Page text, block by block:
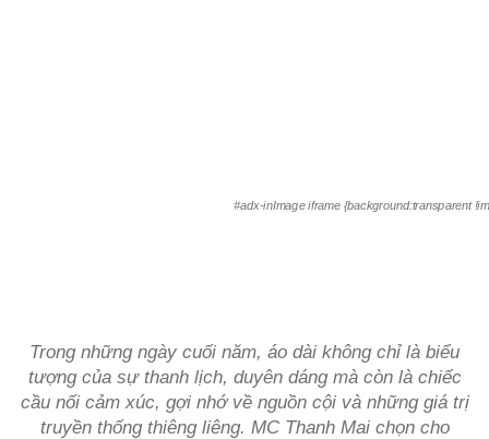
#adx-inImage iframe {background:transparent
Trong những ngày cuối năm, áo dài không chỉ là biểu
tượng của sự thanh lịch, duyên dáng mà còn là chiếc
cầu nối cảm xúc, gợi nhớ về nguồn cội và những giá trị
truyền thống thiêng liêng. MC Thanh Mai chọn cho